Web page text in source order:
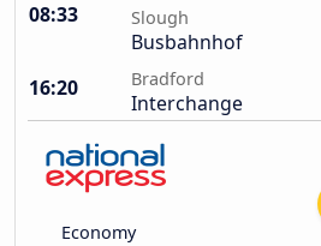
08:33 Slough
Busbahnhof
16:20
Bradford
Interchange
Economy